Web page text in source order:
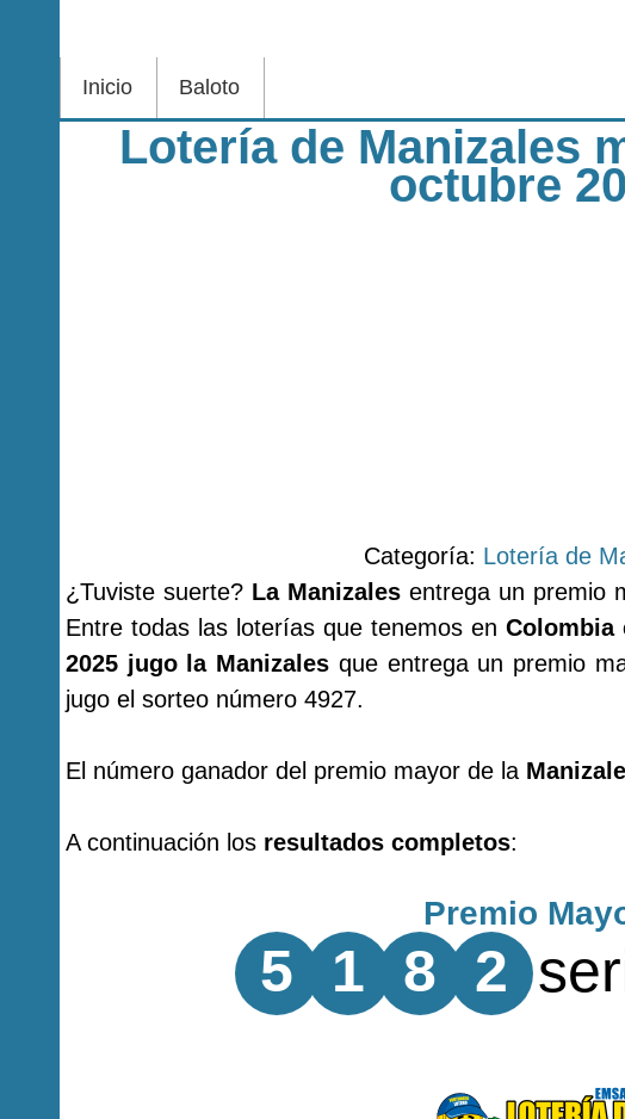
Inicio Baloto
Lotería de Manizales
octubre
Categoría: Lotería de
¿Tuviste suerte? La Manizalesentrega un premio
Entre todas las loterías que tenemos enColombia
2025 jugo la Manizales que entrega un premio
jugo el sorteo número 4927.
El número ganador del premio mayor de la
A continuación los resultados completos:
Premio
5 1 8 2